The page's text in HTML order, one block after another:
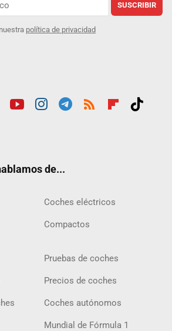
SUSCRIBIR
política de privacidad
de...
Coches eléctricos
Compactos
Pruebas de coches
Precios de coches
Coches autónomos
Mundial de Fórmula 1